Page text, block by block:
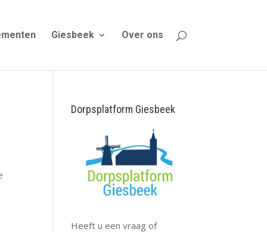
Giesbeek Over ons
Dorpsplatform Giesbeek
Heeft u een vraag of